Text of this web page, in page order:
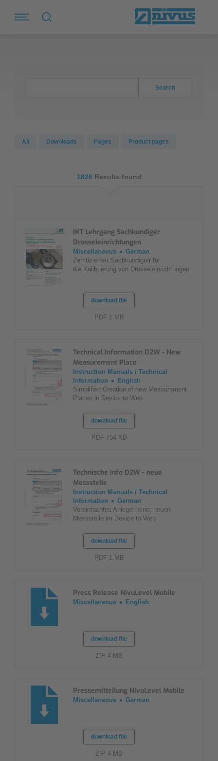
Search
All Downloads Pages Product pages
1826 Results found
IKT Lehrgang Sachkundiger
Drosseleinrichtungen
Miscellaneous
German
Zertifizierte/r Sachkundige/r für
die Kalibrierung von Drosseleinrichtungen
download file
PDF 1 MB
Technical Information D2W - New
Measurement Place
Instruction Manuals / Technical
Information
English
Simplified Creation of new Measurement
Places in Device to Web
download file
PDF 754 KB
Technische Info D2W - neue
Messstelle
Instruction Manuals / Technical
Information
German
Vereinfachtes Anlegen einer neuen
Messstelle im Device to Web
download file
PDF 1 MB
Press Release NivuLevel Mobile
Miscellaneous English
download file
ZIP 4 MB
Pressemitteilung NivuLevel Mobile
Miscellaneous German
download file
ZIP 4 MB